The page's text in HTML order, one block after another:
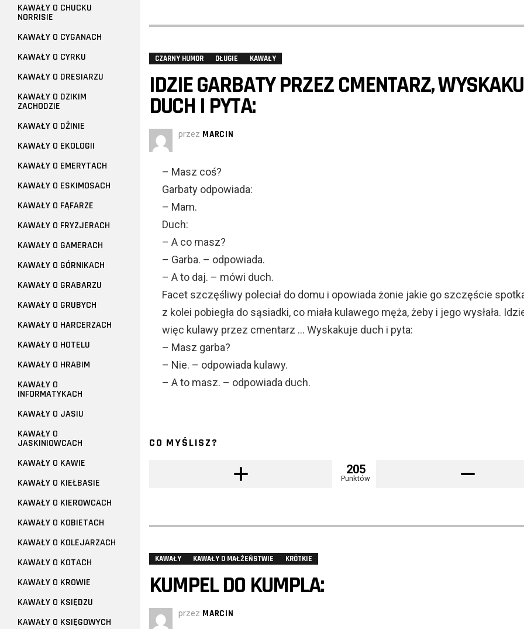
CZARNY HUMOR DŁUGIE KAWAŁY
IDZIE GARBATY PRZEZ CMENTARZ,
DUCH I PYTA:
przez MARCIN
– Masz coś?
Garbaty odpowiada:
– Mam.
Duch:
– A co masz?
– Garba. – odpowiada.
– A to daj. – mówi duch.
Facet szczęśliwy poleciał do domu i opowiada żonie jakie go szczęście
z kolei pobiegła do sąsiadki, co miała kulawego męża, żeby i jego wysłała.
więc kulawy przez cmentarz … Wyskakuje duch i pyta:
– Masz garba?
– Nie. – odpowiada kulawy.
– A to masz. – odpowiada duch.
CO MYŚLISZ?
205
Punktów
KAWAŁY KAWAŁY O MAŁŻEŃSTWIE KRÓTKIE
KUMPEL DO KUMPLA:
przez MARCIN
KAWAŁY O CHUCKU
NORRISIE
KAWAŁY O CYGANACH
KAWAŁY O CYRKU
KAWAŁY O DRESIARZU
KAWAŁY O DZIKIM
ZACHODZIE
KAWAŁY O DŻINIE
KAWAŁY O EKOLOGII
KAWAŁY O EMERYTACH
KAWAŁY O ESKIMOSACH
KAWAŁY O FĄFARZE
KAWAŁY O FRYZJERACH
KAWAŁY O GAMERACH
KAWAŁY O GÓRNIKACH
KAWAŁY O GRABARZU
KAWAŁY O GRUBYCH
KAWAŁY O HARCERZACH
KAWAŁY O HOTELU
KAWAŁY O HRABIM
KAWAŁY O
INFORMATYKACH
KAWAŁY O JASIU
KAWAŁY O
JASKINIOWCACH
KAWAŁY O KAWIE
KAWAŁY O KIEŁBASIE
KAWAŁY O KIEROWCACH
KAWAŁY O KOBIETACH
KAWAŁY O KOLEJARZACH
KAWAŁY O KOTACH
KAWAŁY O KROWIE
KAWAŁY O KSIĘDZU
KAWAŁY O KSIĘGOWYCH